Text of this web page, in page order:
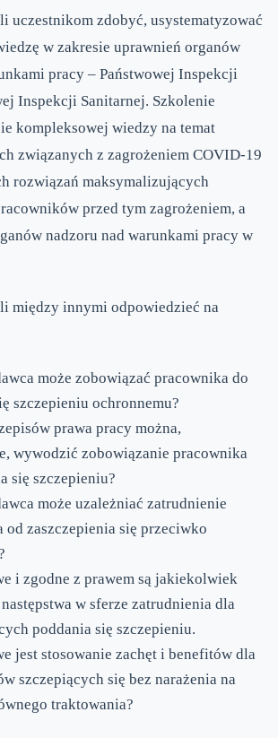
uczestnikom zdobyć, usystematyzować
w zakresie uprawnień organów
pracy – Państwowej Inspekcji
Inspekcji Sanitarnej. Szkolenie
kompleksowej wiedzy na temat
związanych z zagrożeniem COVID-19
rozwiązań maksymalizujących
przed tym zagrożeniem, a
nadzoru nad warunkami pracy w
między innymi odpowiedzieć na
może zobowiązać pracownika do
szczepieniu ochronnemu?
prawa pracy można,
wywodzić zobowiązanie pracownika
się szczepieniu?
może uzależniać zatrudnienie
od zaszczepienia się przeciwko
i zgodne z prawem są jakiekolwiek
w sferze zatrudnienia dla
poddania się szczepieniu.
jest stosowanie zachęt i benefitów dla
szczepiących się bez narażenia na
traktowania?